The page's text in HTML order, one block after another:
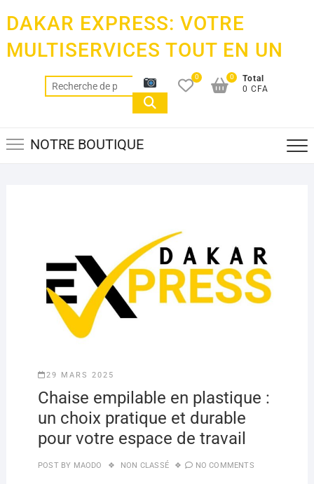
content
DAKAR EXPRESS: VOTRE
MULTISERVICES TOUT EN UN
Recherche
pour :
0
Total
0 CFA
0
NOTRE BOUTIQUE
29 MARS 2025
Chaise empilable en plastique :
un choix pratique et durable
pour votre espace de travail
POST BY MAODO NON CLASSÉ NO COMMENTS